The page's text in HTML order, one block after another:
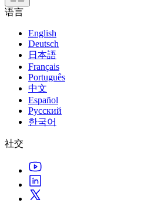
Unity 引擎
为任何平台构建2D和3D游戏
协作
与团队协作并快速迭代
下载 Unity
计划和定价
部署
探索 Unity 支持的超过 25 个平台
常态化运营
游戏上线后的数据洞察与常态化运营
Grow
3D协作
实时构建和审查3D项目
沉浸式培训
在沉浸式环境中培训
客户体验
创建互动3D体验
行业
实现运营卓越
零售
将店内体验转化为在线体验
文档
官方用户手册和API参考
开发者工具
发布版本和问题跟踪器
路线图
查看即将推出的功能
技术术语库
案例分析
真实成功案例
讨论
讨论、解决问题和连接
事件
全球和本地活动
社区故事
Made with Unity
展示Unity创作者
直播活动
Unity奖项
庆祝全球的Unity创作者
Unity Learn
免费掌握Unity技能
专业培训
通过Unity培训师提升您的团队
Unity新手
准备开始
开始您的学习
你是Unity 新手？开始您的旅程
使用指南
可操作的技巧和最佳实践
教育
获取帮助
帮助您在Unity中取得成功
成功计划
通过专家支持更快实现目标
常见问题解答
常见问题解答
联系我们
语言
English
Deutsch
日本語
Français
Português
中文
Español
Русский
한국어
社交